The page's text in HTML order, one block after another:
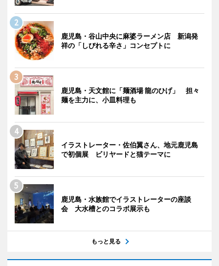
鹿児島・谷山中央に麻婆ラーメン店 新潟発
祥の「しびれる辛さ」コンセプトに
鹿児島・天文館に「麺酒場 龍のひげ」 担々
麺を主力に、小皿料理も
イラストレーター・佐伯翼さん、地元鹿児島
で初個展 ビリヤードと猫テーマに
鹿児島・水族館でイラストレーターの座談
会 大水槽とのコラボ展示も
もっと見る